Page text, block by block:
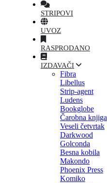
STRIPOVI
UVOZ
RASPRODANO
IZDAVAČI
Fibra
Libellus
Strip-agent
Ludens
Bookglobe
Čarobna knjiga
Veseli četvrtak
Darkwood
Golconda
Besna kobila
Makondo
Phoenix Press
Komiko